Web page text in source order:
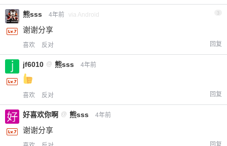
熊sss 4年前 via Android 3
谢谢分享
喜欢 反对 回复
jf6010 @ 熊sss 4年前
喜欢 反对 回复
好喜欢你啊 @ 熊sss 4年前
谢谢分享
回复